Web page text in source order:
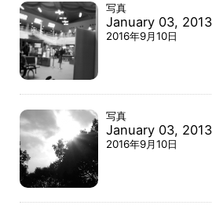
写真
January 03,
2016年9月10日
写真
January 03,
2016年9月10日